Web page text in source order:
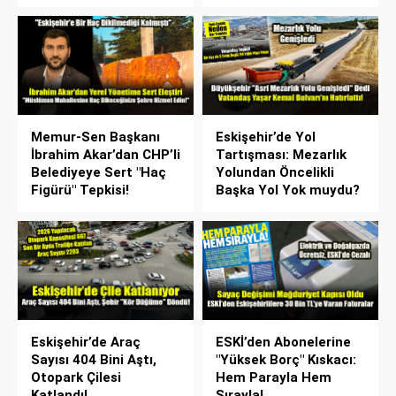
Memur-Sen Başkanı
İbrahim Akar’dan CHP’li
Belediyeye Sert "Haç
Figürü" Tepkisi!
Eskişehir’de Yol
Tartışması: Mezarlık
Yolundan Öncelikli
Başka Yol Yok muydu?
Eskişehir’de Araç
Sayısı 404 Bini Aştı,
Otopark Çilesi
ESKİ’den Abonelerine
"Yüksek Borç" Kıskacı:
Hem Parayla Hem